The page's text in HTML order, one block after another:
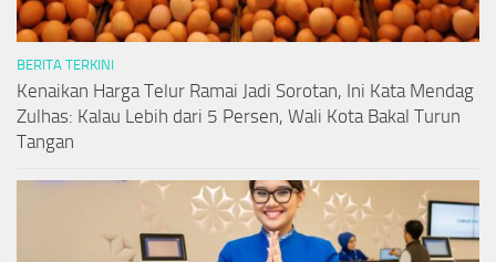
BERITA TERKINI
Kenaikan Harga Telur Ramai Jadi Sorotan, Ini Kata Mendag
Zulhas: Kalau Lebih dari 5 Persen, Wali Kota Bakal Turun
Tangan